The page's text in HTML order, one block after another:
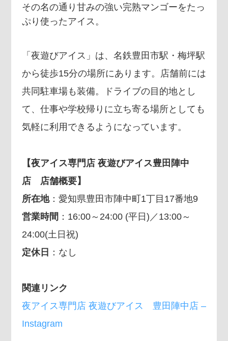
その名の通り甘みの強い完熟マンゴーをたっ
ぷり使ったアイス。
「夜遊びアイス」は、名鉄豊田市駅・梅坪駅
から徒歩15分の場所にあります。店舗前には
共同駐車場も装備。ドライブの目的地とし
て、仕事や学校帰りに立ち寄る場所としても
気軽に利用できるようになっています。
【夜アイス専門店 夜遊びアイス豊田陣中
店 店舗概要】
所在地：愛知県豊田市陣中町1丁目17番地9
営業時間 ：16:00～24:00 (平日)／13:00～
24:00(土日祝)
定休日 ：なし
関連リンク
夜アイス専門店 夜遊びアイス 豊田陣中店 –
Instagram